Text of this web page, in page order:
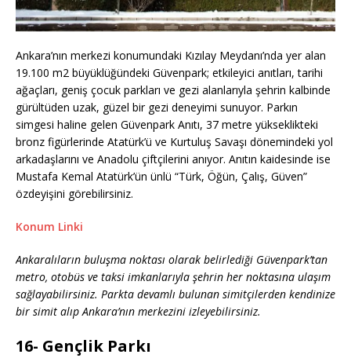
Ankara’nın merkezi konumundaki Kızılay Meydanı’nda yer alan
19.100 m2 büyüklüğündeki Güvenpark; etkileyici anıtları, tarihi
ağaçları, geniş çocuk parkları ve gezi alanlarıyla şehrin kalbinde
gürültüden uzak, güzel bir gezi deneyimi sunuyor. Parkın
simgesi haline gelen Güvenpark Anıtı, 37 metre yükseklikteki
bronz figürlerinde Atatürk’ü ve Kurtuluş Savaşı dönemindeki yol
arkadaşlarını ve Anadolu çiftçilerini anıyor. Anıtın kaidesinde ise
Mustafa Kemal Atatürk’ün ünlü “Türk, Öğün, Çalış, Güven”
özdeyişini görebilirsiniz.
Konum Linki
Ankaralıların buluşma noktası olarak belirlediği Güvenpark’tan
metro, otobüs ve taksi imkanlarıyla şehrin her noktasına ulaşım
sağlayabilirsiniz. Parkta devamlı bulunan simitçilerden kendinize
bir simit alıp Ankara’nın merkezini izleyebilirsiniz.
16- Gençlik Parkı